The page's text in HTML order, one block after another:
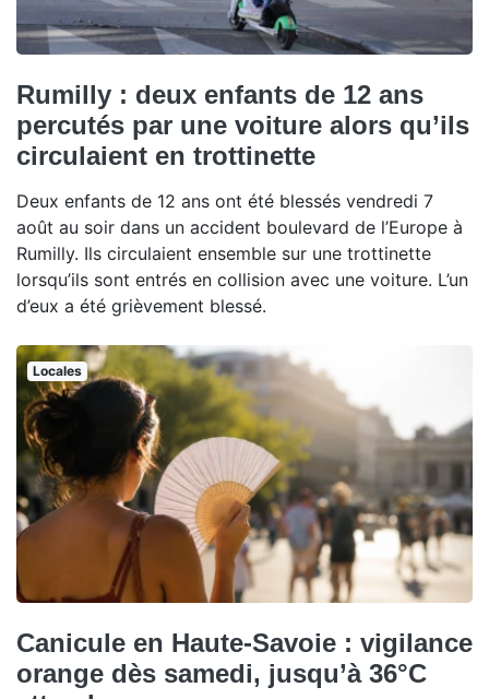
Rumilly : deux enfants de 12 ans
percutés par une voiture alors qu’ils
circulaient en trottinette
Deux enfants de 12 ans ont été blessés vendredi 7
août au soir dans un accident boulevard de l’Europe à
Rumilly. Ils circulaient ensemble sur une trottinette
lorsqu’ils sont entrés en collision avec une voiture. L’un
d’eux a été grièvement blessé.
Locales
Canicule en Haute-Savoie : vigilance
orange dès samedi, jusqu’à 36°C